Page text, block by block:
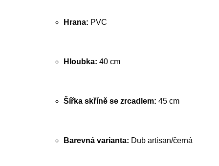
Hrana: PVC
Hloubka: 40 cm
Šířka skříně se zrcadlem: 45 cm
Barevná varianta: Dub artisan/černá